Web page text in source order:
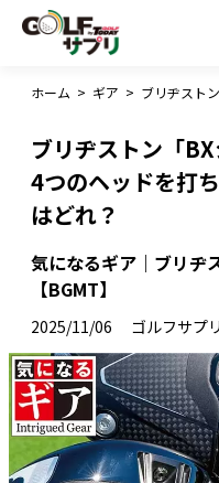
ホーム > ギア >
ブリヂストン「
4つのヘッドを打
はどれ？
気になるギア｜ブリヂ
【BGMT】
2025/11/06 ゴルフサプ